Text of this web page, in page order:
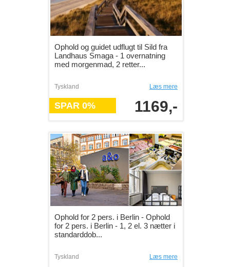
Ophold og guidet udflugt til Sild fra
Landhaus Smaga - 1 overnatning
med morgenmad, 2 retter...
Tyskland Læs mere
SPAR 0% 1169,-
Ophold for 2 pers. i Berlin - Ophold
for 2 pers. i Berlin - 1, 2 el. 3 nætter i
standarddob...
Tyskland Læs mere